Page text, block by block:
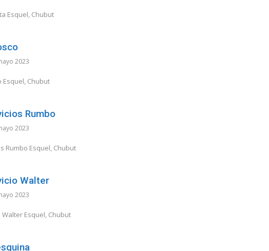
Esquel, Chubut
2023
Esquel, Chubut
Rumbo
2023
Rumbo Esquel, Chubut
Walter
2023
Esquel, Chubut